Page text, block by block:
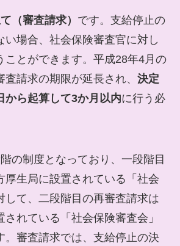
（審査請求） です。支給停止の
い場合、社会保険審査官に対し
ことができます。平成28年4月の
請求の期限が延長され、 決定
から起算して3か月以内に行う必
の制度となっており、一段階目
厚生局に設置されている「社会
して、二段階目の再審査請求は
されている「社会保険審査会」
。審査請求では、支給停止の決